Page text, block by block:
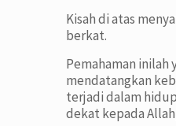
Kisah di atas
berkat.
Pemahaman inilah
mendatangkan
terjadi dalam
dekat kepada